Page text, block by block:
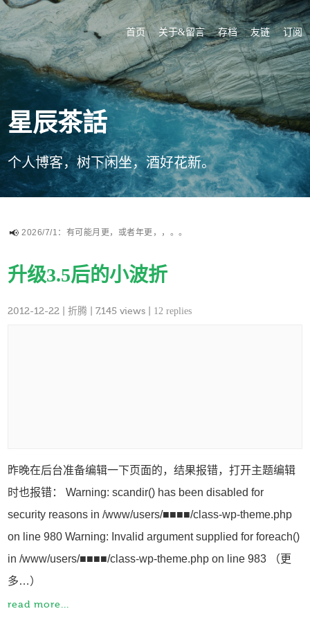
首页 关于&留言 存档 友链 订阅
星辰茶話
个人博客，树下闲坐，酒好花新。
2026/7/1：有可能月更，或者年更，，。。
升级3.5后的小波折
2012-12-22 |折腾 | 7,145 views | 12 replies
昨晚在后台准备编辑一下页面的，结果报错，打开主题编辑
时也报错： Warning: scandir() has been disabled for
security reasons in /www/users/■■■■/class-wp-theme.php
on line 980 Warning: Invalid argument supplied for foreach()
in /www/users/■■■■/class-wp-theme.php on line 983 （更
多…）
read more...